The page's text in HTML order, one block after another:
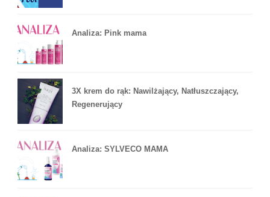
Analiza: Pink mama
3X krem do rąk: Nawilżający, Natłuszczający,
Regenerujący
Analiza: SYLVECO MAMA